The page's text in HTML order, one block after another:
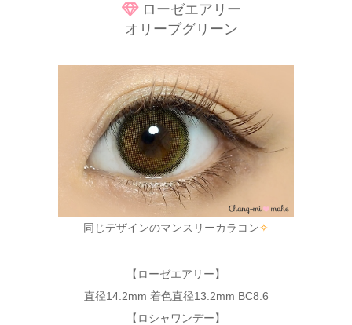
ローゼエアリー
オリーブグリーン
同じデザインのマンスリーカラコン✧
【ローゼエアリー】
直径14.2mm 着色直径13.2mm BC8.6
【ロシャワンデー】